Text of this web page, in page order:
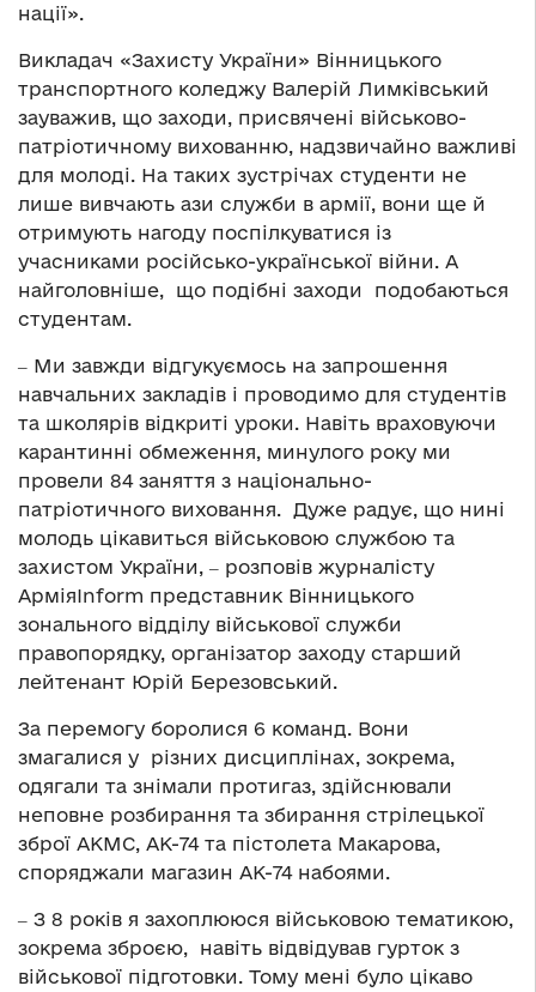
нації».
Викладач «Захисту України» Вінницького
транспортного коледжу Валерій Лимківський
зауважив, що заходи, присвячені військово-
патріотичному вихованню, надзвичайно важливі
для молоді. На таких зустрічах студенти не
лише вивчають ази служби в армії, вони ще й
отримують нагоду поспілкуватися із
учасниками російсько-української війни. А
найголовніше, що подібні заходи подобаються
студентам.
‒ Ми завжди відгукуємось на запрошення
навчальних закладів і проводимо для студентів
та школярів відкриті уроки. Навіть враховуючи
карантинні обмеження, минулого року ми
провели 84 заняття з національно-
патріотичного виховання. Дуже радує, що нині
молодь цікавиться військовою службою та
захистом України, ‒ розповів журналісту
АрміяInform представник Вінницького
зонального відділу військової служби
правопорядку, організатор заходу старший
лейтенант Юрій Березовський.
За перемогу боролися 6 команд. Вони
змагалися у різних дисциплінах, зокрема,
одягали та знімали протигаз, здійснювали
неповне розбирання та збирання стрілецької
зброї АКМС, АК-74 та пістолета Макарова,
споряджали магазин АК-74 набоями.
‒ З 8 років я захоплююся військовою тематикою,
зокрема зброєю, навіть відвідував гурток з
військової підготовки. Тому мені було цікаво